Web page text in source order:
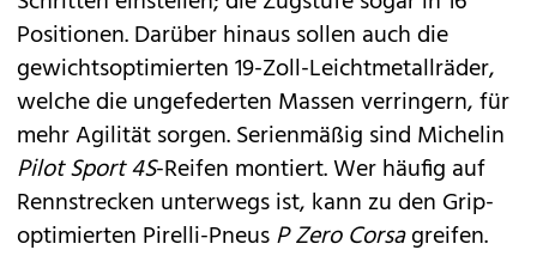
Positionen. Darüber hinaus sollen auch die
gewichtsoptimierten 19-Zoll-Leichtmetallräder,
welche die ungefederten Massen verringern, für
mehr Agilität sorgen. Serienmäßig sind Michelin
Pilot Sport 4S-Reifen montiert. Wer häufig auf
Rennstrecken unterwegs ist, kann zu den Grip-
optimierten Pirelli-PneusP Zero Corsagreifen.